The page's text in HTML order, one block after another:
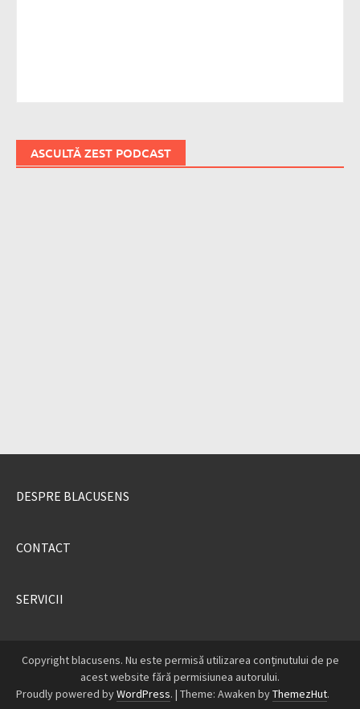
ASCULTĂ ZEST PODCAST
DESPRE BLACUSENS
CONTACT
SERVICII
Copyright blacusens. Nu este permisă utilizarea conținutului de pe
acest website fără permisiunea autorului.
Proudly powered byWordPress. | Theme: Awaken byThemezHut.